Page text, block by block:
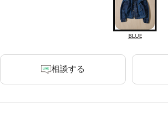
BLUE
相談する